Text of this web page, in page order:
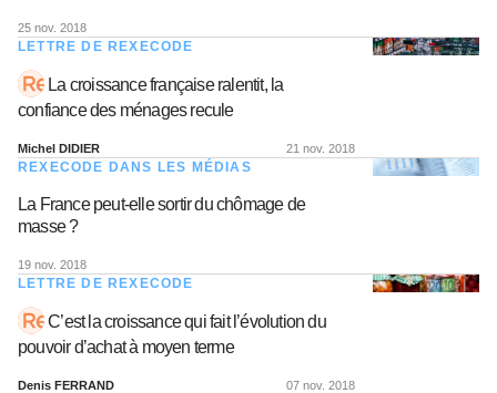
25 nov. 2018
LETTRE DE REXECODE
La croissance française ralentit, la
confiance des ménages recule
Michel DIDIER 21 nov. 2018
REXECODE DANS LES MÉDIAS
La France peut-elle sortir du chômage de
masse ?
19 nov. 2018
LETTRE DE REXECODE
C’est la croissance qui fait l’évolution du
pouvoir d’achat à moyen terme
Denis FERRAND 07 nov. 2018